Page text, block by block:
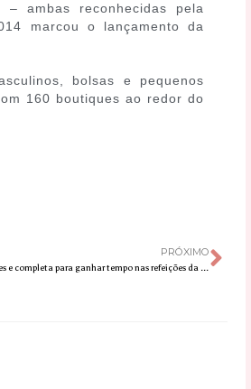
ambas reconhecidas pela
marcou o lançamento da
bolsas e pequenos
160 boutiques ao redor do
PRÓXIMO
Aprenda receita simples e completa para ganhar tempo nas refeições da semana